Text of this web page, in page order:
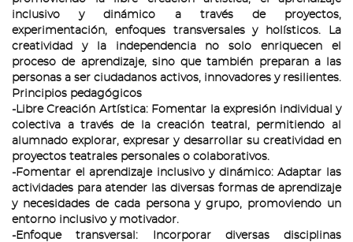
inclusivo y dinámico a través de proyectos,
experimentación, enfoques transversales y holísticos. La
creatividad y la independencia no solo enriquecen el
proceso de aprendizaje, sino que también preparan a las
personas a ser ciudadanos activos, innovadores y resilientes.
Principios pedagógicos
-Libre Creación Artística: Fomentar la expresión individual y
colectiva a través de la creación teatral, permitiendo al
alumnado explorar, expresar y desarrollar su creatividad en
proyectos teatrales personales o colaborativos.
-Fomentar el aprendizaje inclusivo y dinámico: Adaptar las
actividades para atender las diversas formas de aprendizaje
y necesidades de cada persona y grupo, promoviendo un
entorno inclusivo y motivador.
-Enfoque transversal: Incorporar diversas disciplinas